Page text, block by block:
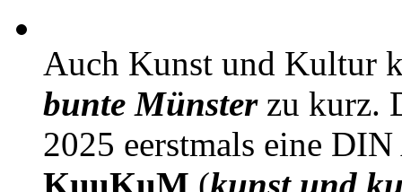
Auch Kunst und Kultur
bunte Münsterzu kurz.
2025 eerstmals eine
KuuKuM (kunst und